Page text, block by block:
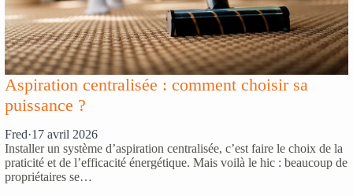
Aspiration centralisée : comment choisir sa
puissance ?
Fred·17 avril 2026
Installer un système d’aspiration centralisée, c’est faire le choix de la
praticité et de l’efficacité énergétique. Mais voilà le hic : beaucoup de
propriétaires se…